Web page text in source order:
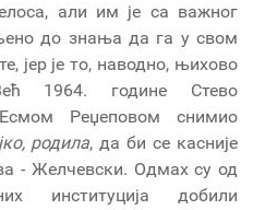
али им је са важног
до знања да га у свом
јер је то, наводно, њихово
1964. године Стево
Реџеповом снимио
родила, да би се касније
- Желчевски. Одмах су од
институција добили